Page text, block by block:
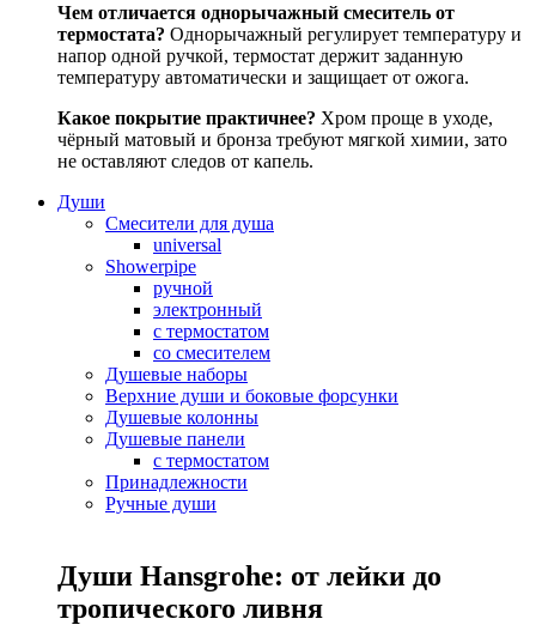
Чем отличается однорычажный смеситель от
термостата? Однорычажный регулирует температуру и
напор одной ручкой, термостат держит заданную
температуру автоматически и защищает от ожога.
Какое покрытие практичнее? Хром проще в уходе,
чёрный матовый и бронза требуют мягкой химии, зато
не оставляют следов от капель.
Души
Смесители для душа
universal
Showerpipe
ручной
электронный
с термостатом
со смесителем
Душевые наборы
Верхние души и боковые форсунки
Душевые колонны
Душевые панели
с термостатом
Принадлежности
Ручные души
Души Hansgrohe: от лейки до
тропического ливня